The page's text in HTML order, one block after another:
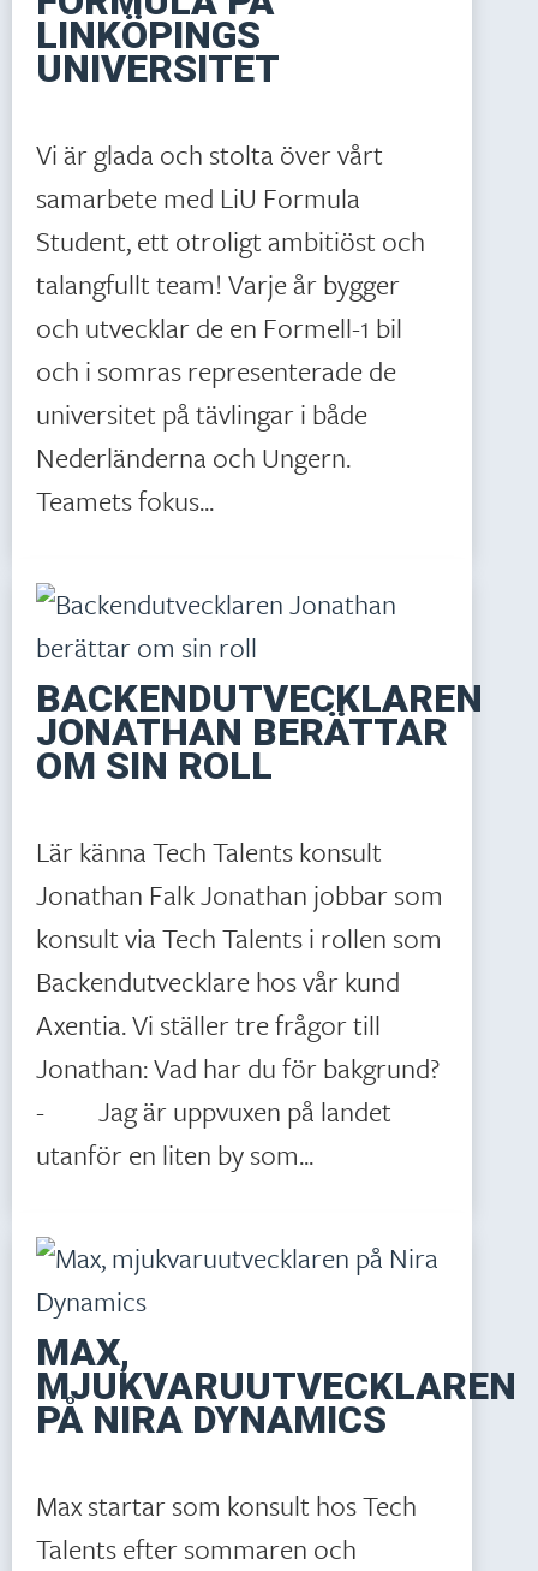
LINKÖPINGS
UNIVERSITET
Vi är glada och stolta över vårt
samarbete med LiU Formula
Student, ett otroligt ambitiöst och
talangfullt team! Varje år bygger
och utvecklar de en Formell-1 bil
och i somras representerade de
universitet på tävlingar i både
Nederländerna och Ungern.
Teamets fokus...
BACKENDUTVECKLAREN
JONATHAN BERÄTTAR
OM SIN ROLL
Lär känna Tech Talents konsult
Jonathan Falk Jonathan jobbar som
konsult via Tech Talents i rollen som
Backendutvecklare hos vår kund
Axentia. Vi ställer tre frågor till
Jonathan: Vad har du för bakgrund?
- Jag är uppvuxen på landet
utanför en liten by som...
MAX,
MJUKVARUUTVECKLAREN
PÅ NIRA DYNAMICS
Max startar som konsult hos Tech
Talents efter sommaren och